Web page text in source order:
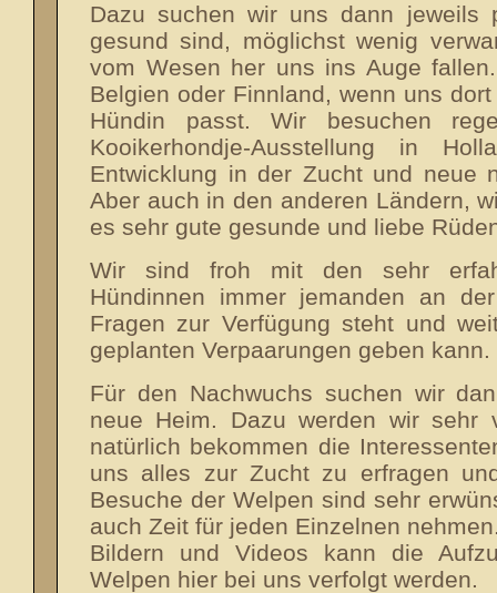
Dazu suchen wir uns dann jeweils
gesund sind, möglichst wenig
vom Wesen her uns ins Auge
Belgien oder Finnland, wenn uns
Hündin passt. Wir besuchen
Kooikerhondje-Ausstellung in
Entwicklung in der Zucht und neue
Aber auch in den anderen Ländern,
es sehr gute gesunde und liebe
Wir sind froh mit den sehr
Hündinnen immer jemanden an
Fragen zur Verfügung steht und
geplanten Verpaarungen geben kann.
Für den Nachwuchs suchen wir
neue Heim. Dazu werden wir sehr
natürlich bekommen die
uns alles zur Zucht zu erfragen
Besuche der Welpen sind sehr
auch Zeit für jeden Einzelnen
Bildern und Videos kann die
Welpen hier bei uns verfolgt werden.